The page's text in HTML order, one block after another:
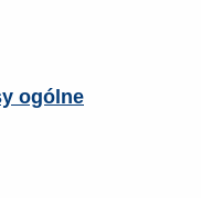
ogólne